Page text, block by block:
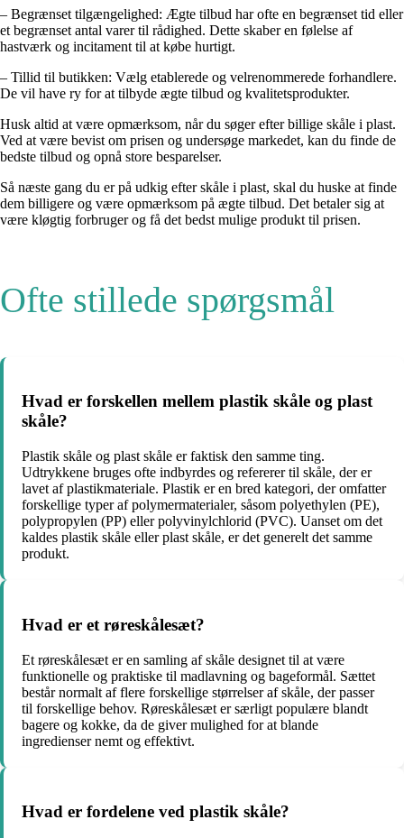
– Begrænset tilgængelighed: Ægte tilbud har ofte en begrænset tid eller
et begrænset antal varer til rådighed. Dette skaber en følelse af
hastværk og incitament til at købe hurtigt.
– Tillid til butikken: Vælg etablerede og velrenommerede forhandlere.
De vil have ry for at tilbyde ægte tilbud og kvalitetsprodukter.
Husk altid at være opmærksom, når du søger efter billige skåle i plast.
Ved at være bevist om prisen og undersøge markedet, kan du finde de
bedste tilbud og opnå store besparelser.
Så næste gang du er på udkig efter skåle i plast, skal du huske at finde
dem billigere og være opmærksom på ægte tilbud. Det betaler sig at
være kløgtig forbruger og få det bedst mulige produkt til prisen.
Ofte stillede spørgsmål
Hvad er forskellen mellem plastik skåle og plast
skåle?
Plastik skåle og plast skåle er faktisk den samme ting.
Udtrykkene bruges ofte indbyrdes og refererer til skåle, der er
lavet af plastikmateriale. Plastik er en bred kategori, der omfatter
forskellige typer af polymermaterialer, såsom polyethylen (PE),
polypropylen (PP) eller polyvinylchlorid (PVC). Uanset om det
kaldes plastik skåle eller plast skåle, er det generelt det samme
produkt.
Hvad er et røreskålesæt?
Et røreskålesæt er en samling af skåle designet til at være
funktionelle og praktiske til madlavning og bageformål. Sættet
består normalt af flere forskellige størrelser af skåle, der passer
til forskellige behov. Røreskålesæt er særligt populære blandt
bagere og kokke, da de giver mulighed for at blande
ingredienser nemt og effektivt.
Hvad er fordelene ved plastik skåle?